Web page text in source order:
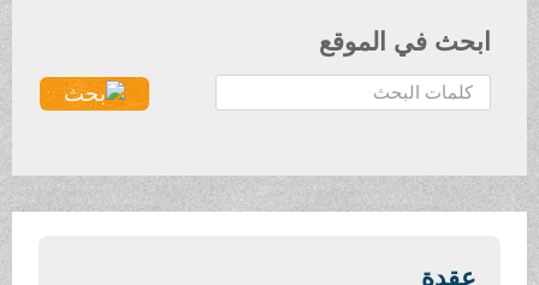
ابحث في الموقع
ح
ث
عقدة